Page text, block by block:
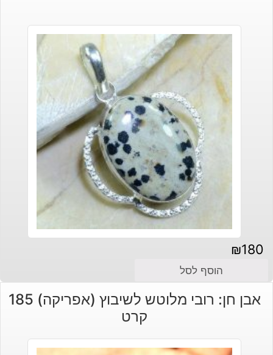
₪180
הוסף לסל
אבן חן: רובי מלוטש לשיבוץ (אפריקה) 185
קרט